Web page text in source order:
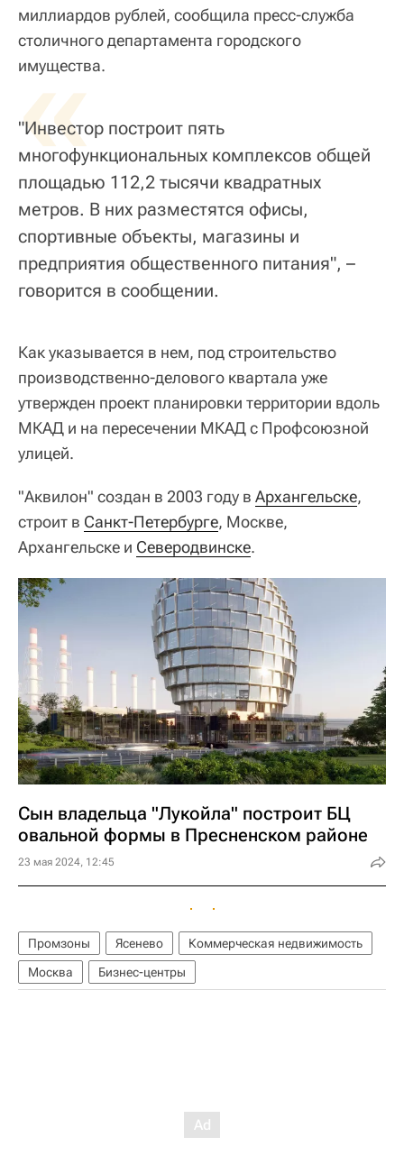
миллиардов рублей, сообщила пресс-служба
столичного департамента городского
имущества.
«
"Инвестор построит пять
многофункциональных комплексов общей
площадью 112,2 тысячи квадратных
метров. В них разместятся офисы,
спортивные объекты, магазины и
предприятия общественного питания", –
говорится в сообщении.
Как указывается в нем, под строительство
производственно-делового квартала уже
утвержден проект планировки территории вдоль
МКАД и на пересечении МКАД с Профсоюзной
улицей.
"Аквилон" создан в 2003 году в Архангельске,
строит в Санкт-Петербурге, Москве,
Архангельске и Северодвинске.
Сын владельца "Лукойла" построит БЦ
овальной формы в Пресненском районе
23 мая 2024, 12:45
Промзоны Ясенево
Коммерческая недвижимость
Москва
Бизнес-центры